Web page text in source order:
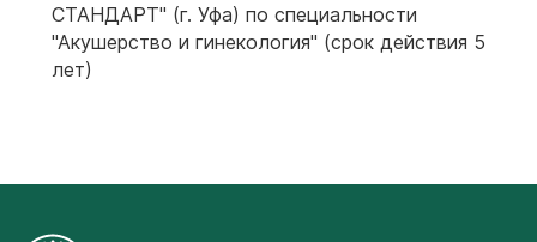
СТАНДАРТ" (г. Уфа) по специальности
"Акушерство и гинекология" (срок действия 5
лет)